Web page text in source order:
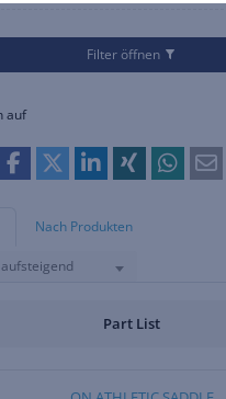
Filter öffnen
auf
Nach Produkten
Part List